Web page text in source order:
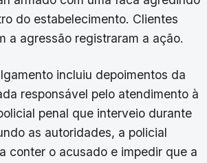
do estabelecimento. Clientes
a agressão registraram a ação.
incluiu depoimentos da
responsável pelo atendimento à
penal que interveio durante
as autoridades, a policial
conter o acusado e impedir que a